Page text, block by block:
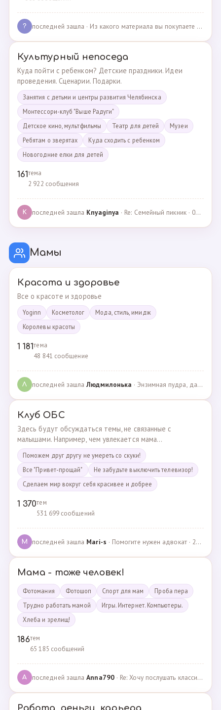
? последней зашла · Из какого материала вы покупаете одежду для своих д… · 03.05.2025
Культурный непоседа
Куда пойти с ребенком? Детские праздники. Идеи
проведения. Сценарии. Подарки.
Занятия с детьми и центры развития Челябинска
Монтессори-клуб "Выше Радуги"
Детское кино, мультфильмы
Театр для детей
Музеи
Ребятам о зверятах
Куда сходить с ребенком
Новогодние елки для детей
161тема
2 922 сообщения
K последней зашла Knyaginya · Re: Семейный пикник · 07.05.2025
Мамы
Красота и здоровье
Все о красоте и здоровье
Yoginn Косметолог
Мода, стиль, имидж
Королевы красоты
1 181тема
48 841 сообщение
Л последней зашлаЛюдмилонькa · Энзимная пудра, да или нет? · 29.06.2025
Клуб ОБС
Здесь будут обсуждаться темы, не связанные с
малышами. Например, чем увлекается мама...
Поможем друг другу не умереть со скуки!
Все "Привет-прощай"
Не забудьте выключить телевизор!
Сделаем мир вокруг себя красивее и добрее
1 370тем
531 699 сообщений
M последней зашла Mari-s · Помогите нужен адвокат · 24.04.2025
Мама - тоже человек!
Фотомания Фотошоп Спорт для мам
Проба пера
Трудно работать мамой
Игры. Интернет. Компьютеры.
Хлеба и зрелищ!
186тем
65 185 сообщений
A последней зашлаAnna790· Re: Хочу послушать классику · 22.03.2025
Работа, деньги, карьера